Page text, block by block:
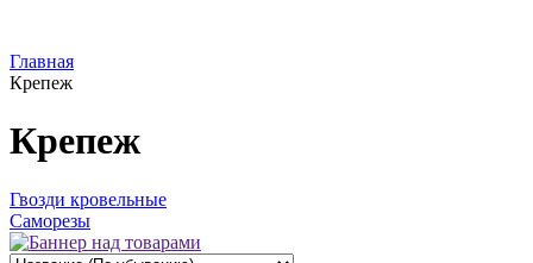
Главная
Крепеж
Крепеж
Гвозди кровельные
Саморезы